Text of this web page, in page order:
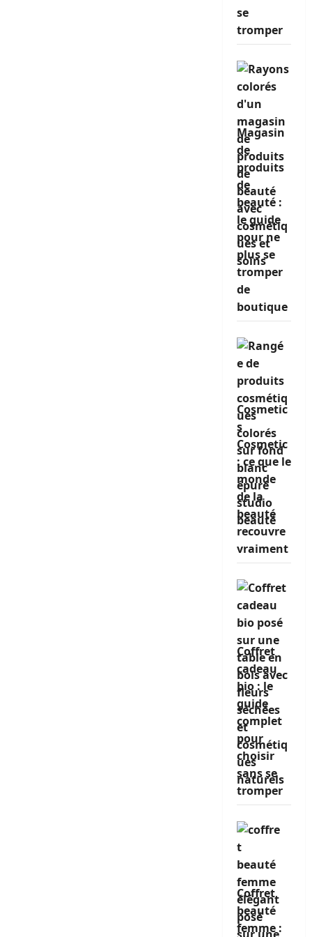
se
tromper
Magasin
de
produits
de
beauté :
le guide
pour ne
plus se
tromper
de
boutique
Cosmetic
s
Cosmetic
: ce que le
monde
de la
beauté
recouvre
vraiment
Coffret
cadeau
bio : le
guide
complet
pour
choisir
sans se
tromper
Coffret
beauté
femme :